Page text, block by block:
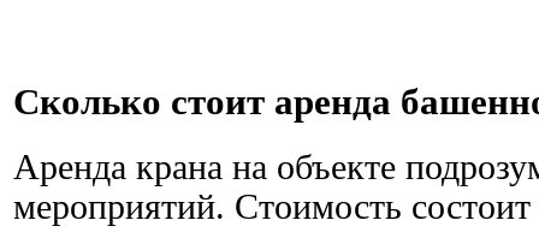
Сколько стоит аренда
Аренда крана на объекте
мероприятий. Стоимость состоит